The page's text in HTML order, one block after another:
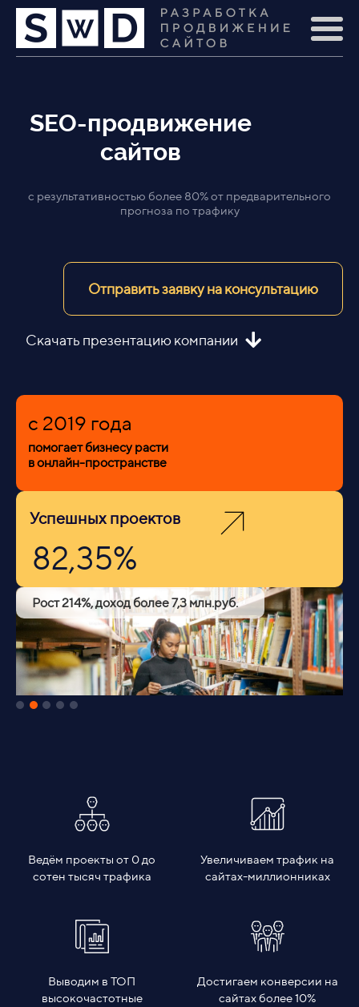
SEO-продвижение
сайтов
с результативностью более 80% от предварительного
прогноза по трафику
Отправить заявку на консультацию
Скачать презентацию компании
c 2019 года
помогает бизнесу расти
в онлайн-пространстве
82,35%
Успешных проектов
Рост 214%, доход более 7,3 млн.руб.
Ведём проекты от 0 до
сотен тысяч трафика
Увеличиваем трафик на
сайтах-миллионниках
Выводим в ТОП
высокочастотные
Достигаем конверсии на
сайтах более 10%